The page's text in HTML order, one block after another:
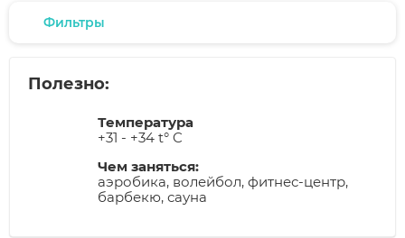
Фильтры
Полезно:
Температура
+31 - +34 t° C
Чем заняться:
аэробика, волейбол, фитнес-центр,
барбекю, сауна